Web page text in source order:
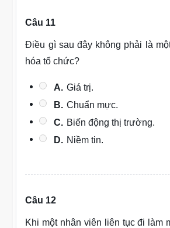
Câu 11
Điều gì sau đây không phải là
hóa tổ chức?
A. Giá trị.
B. Chuẩn mực.
C. Biến động thị trường.
D. Niềm tin.
Câu 12
Khi một nhân viên liên tục đi làm